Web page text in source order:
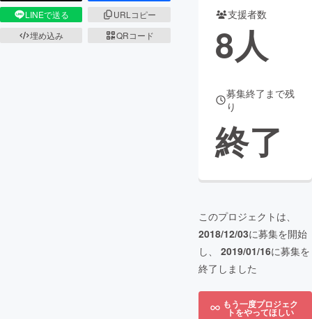
LINEで送る
URLコピー
埋め込み
QRコード
支援者数
8人
募集終了まで残
り
終了
このプロジェクトは、
2018/12/03に募集を開始
し、 2019/01/16に募集を
終了しました
もう一度プロジェク
トをやってほしい